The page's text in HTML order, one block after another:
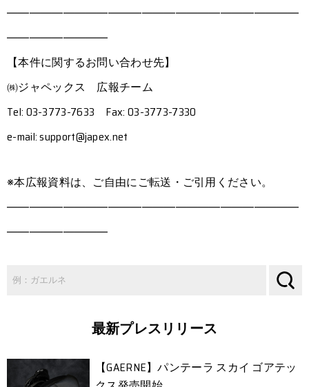
――――――――――――――――――――――――――
―――――――――
【本件に関するお問い合わせ先】
㈱ジャペックス 広報チーム
Tel: 03-3773-7633 Fax: 03-3773-7330
e-mail: support@japex.net
※本広報資料は、ご自由にご転送・ご引用ください。
――――――――――――――――――――――――――
―――――――――
最新プレスリリース
【GAERNE】パンテーラ スカイ ゴアテッ